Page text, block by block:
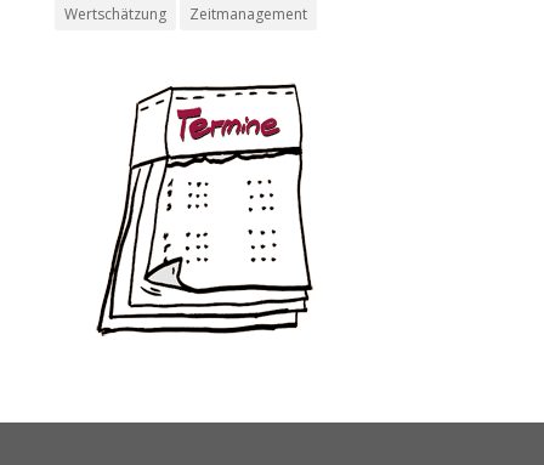
Wertschätzung
Zeitmanagement